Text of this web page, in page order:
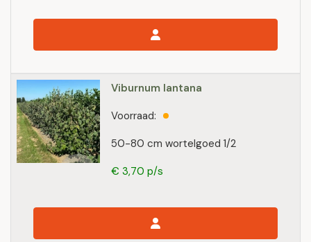
Viburnum lantana
50-80 cm wortelgoed 1/2
Voorraad:
€ 3,70 p/s